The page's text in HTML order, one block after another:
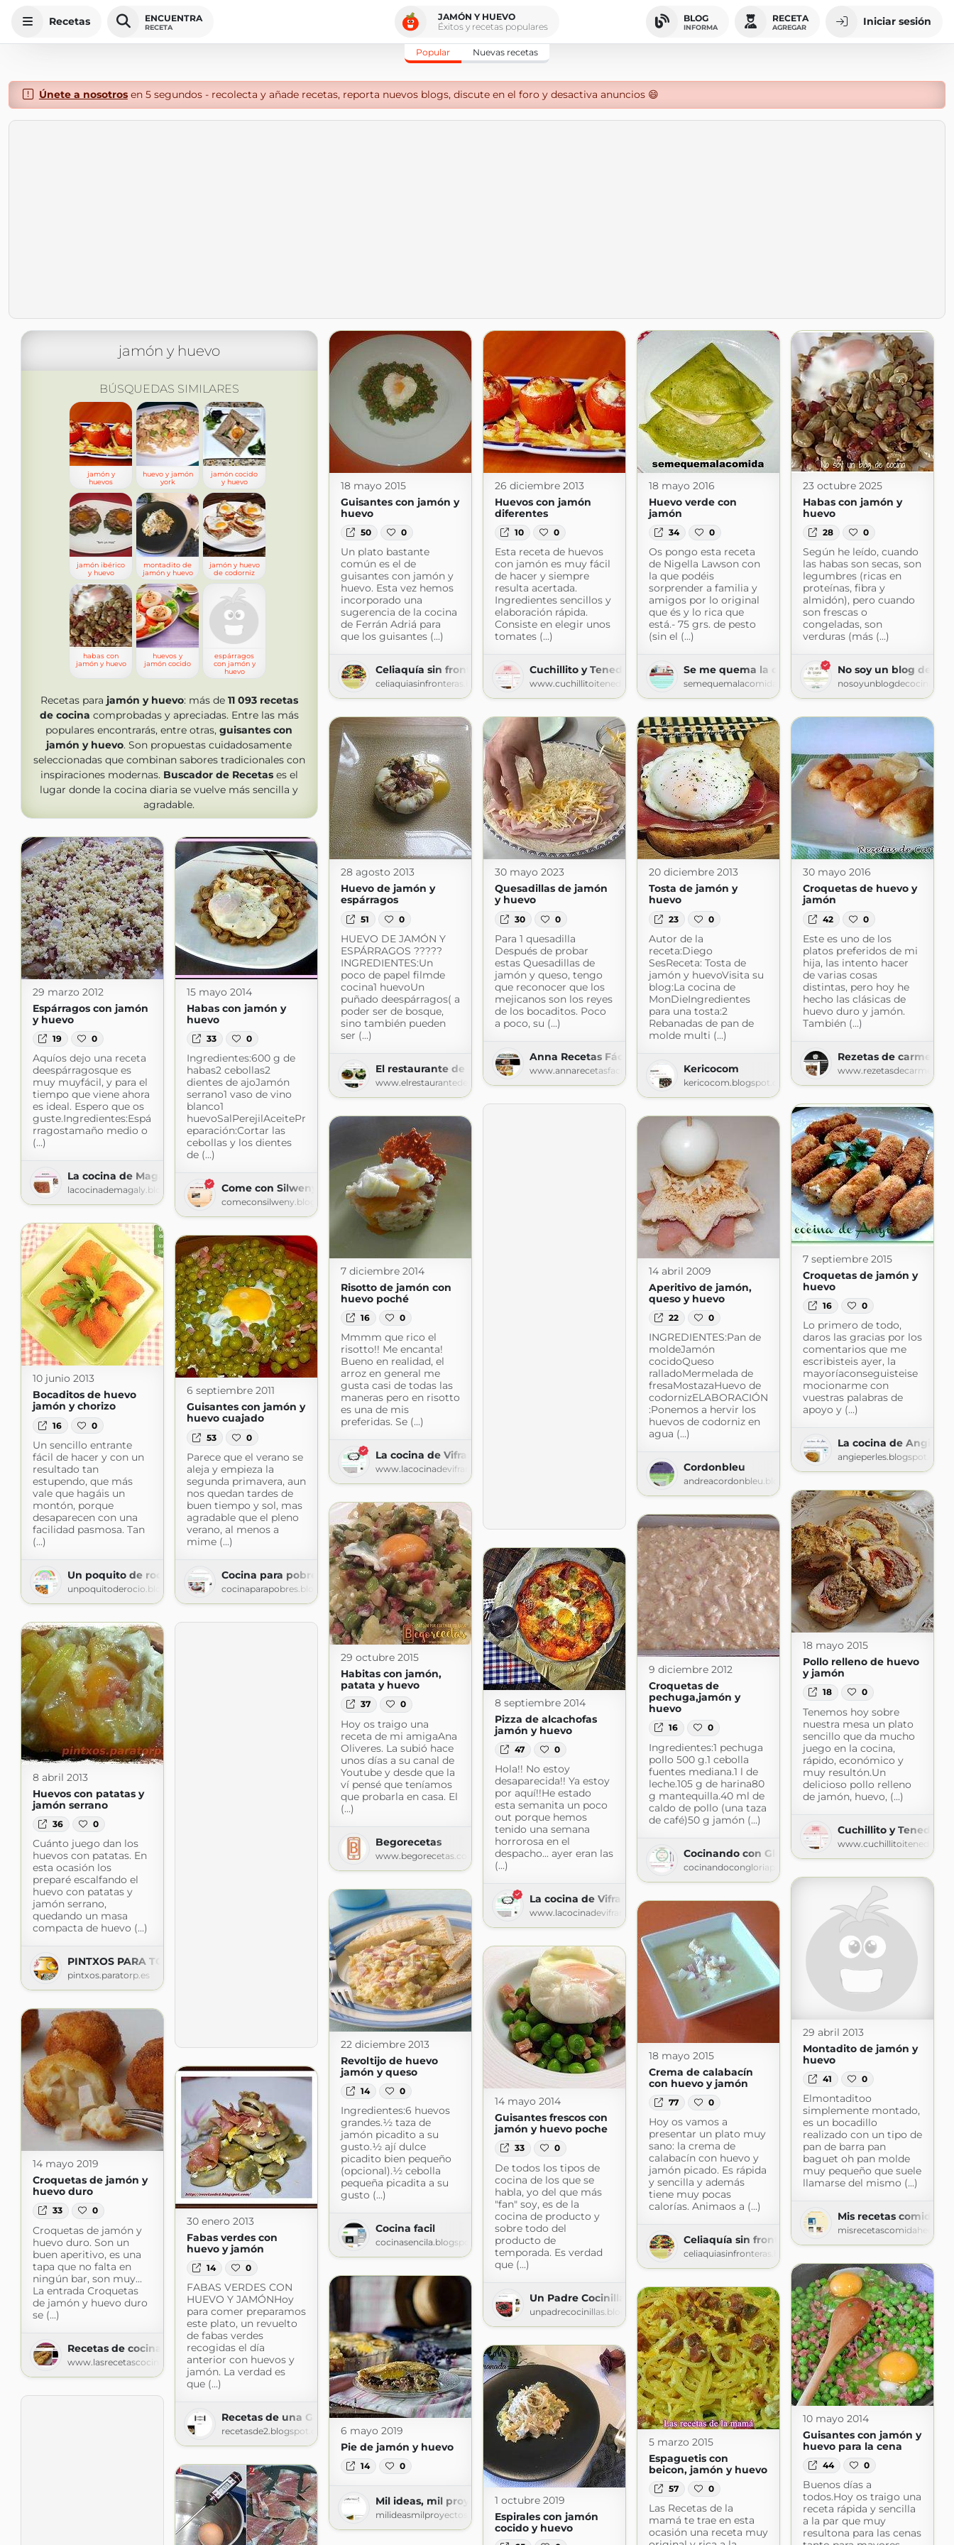
Recetas ENCUENTRA
RECETA
JAMÓN Y HUEVO
Éxitos y recetas populares
BLOG
INFORMA
RECETA
AGREGAR Iniciar sesión
Popular Nuevas recetas
Únete a nosotrosen 5 segundos - recolecta y añade recetas, reporta nuevos blogs, discute en el foro y desactiva anuncios 😄
jamón y huevo
BÚSQUEDAS SIMILARES
jamón y
huevos
huevo y jamón
york
jamón cocido
y huevo
jamón ibérico
y huevo
montadito de
jamón y huevo
jamón y huevo
de codorniz
habas con
jamón y huevo
huevos y
jamón cocido
espárragos
con jamón y
huevo
Recetas para jamón y huevo: más de 11 093 recetas
de cocina comprobadas y apreciadas. Entre las más
populares encontrarás, entre otras, guisantes con
jamón y huevo. Son propuestas cuidadosamente
seleccionadas que combinan sabores tradicionales con
inspiraciones modernas. Buscador de Recetases el
lugar donde la cocina diaria se vuelve más sencilla y
agradable.
18 mayo 2015
Guisantes con jamón y
huevo
50 0
Un plato bastante
común es el de
guisantes con jamón y
huevo. Esta vez hemos
incorporado una
sugerencia de la cocina
de Ferrán Adriá para
que los guisantes (...)
Celiaquía sin fronteras
celiaquiasinfronteras.blogspot.com
26 diciembre 2013
Huevos con jamón
diferentes
10 0
Esta receta de huevos
con jamón es muy fácil
de hacer y siempre
resulta acertada.
Ingredientes sencillos y
elaboración rápida.
Consiste en elegir unos
tomates (...)
Cuchillito y Tenedor
www.cuchillitoitenedor.com
18 mayo 2016
Huevo verde con
jamón
34 0
Os pongo esta receta
de Nigella Lawson con
la que podéis
sorprender a familia y
amigos por lo original
que és y lo rica que
está.- 75 grs. de pesto
(sin el (...)
Se me quema la comida
semequemalacomida.blogspot.com
23 octubre 2025
Habas con jamón y
huevo
28 0
Según he leído, cuando
las habas son secas, son
legumbres (ricas en
proteínas, fibra y
almidón), pero cuando
son frescas o
congeladas, son
verduras (más (...)
No soy un blog de
28 agosto 2013
Huevo de jamón y
espárragos
51 0
HUEVO DE JAMÓN Y
ESPÁRRAGOS ?????
INGREDIENTES:Un
poco de papel filmde
cocina1 huevoUn
puñado deespárragos( a
poder ser de bosque,
sino también pueden
ser (...)
El restaurante de casa
www.elrestaurantedecasa.com
30 mayo 2023
Quesadillas de jamón
y huevo
30 0
Para 1 quesadilla
Después de probar
estas Quesadillas de
jamón y queso, tengo
que reconocer que los
mejicanos son los reyes
de los bocaditos. Poco
a poco, su (...)
Anna Recetas Fáciles
www.annarecetasfaciles.com
20 diciembre 2013
Tosta de jamón y
huevo
23 0
Autor de la
receta:Diego
SesReceta: Tosta de
jamón y huevoVisita su
blog:La cocina de
MonDieIngredientes
para una tosta:2
Rebanadas de pan de
molde multi (...)
Kericocom
kericocom.blogspot.com
30 mayo 2016
Croquetas de huevo y
jamón
42 0
Este es uno de los
platos preferidos de mi
hija, las intento hacer
de varias cosas
distintas, pero hoy he
hecho las clásicas de
huevo duro y jamón.
También (...)
Rezetas de carmen
29 marzo 2012
Espárragos con jamón
y huevo
19 0
Aquíos dejo una receta
deespárragosque es
muy muyfácil, y para el
tiempo que viene ahora
es ideal. Espero que os
guste.Ingredientes:Espá
rragostamaño medio o
(...)
La cocina de Magaly
lacocinademagaly.blogspot.com
15 mayo 2014
Habas con jamón y
huevo
33 0
Ingredientes:600 g de
habas2 cebollas2
dientes de ajoJamón
serrano1 vaso de vino
blanco1
huevoSalPerejilAceitePr
eparación:Cortar las
cebollas y los dientes
de (...)
Come con Silweny
comeconsilweny.blogspot.com
7 septiembre 2015
Croquetas de jamón y
huevo
16 0
Lo primero de todo,
daros las gracias por los
comentarios que me
escribisteis ayer, la
mayoríaconseguisteise
mocionarme con
vuestras palabras de
apoyo y (...)
La cocina de Angie
angieperles.blogspot.com
7 diciembre 2014
Risotto de jamón con
huevo poché
16 0
Mmmm que rico el
risotto!! Me encanta!
Bueno en realidad, el
arroz en general me
gusta casi de todas las
maneras pero en risotto
es una de mis
preferidas. Se (...)
La cocina de Vifran
www.lacocinadevifran.com
14 abril 2009
Aperitivo de jamón,
queso y huevo
22 0
INGREDIENTES:Pan de
moldeJamón
cocidoQueso
ralladoMermelada de
fresaMostazaHuevo de
codornizELABORACIÓN
:Ponemos a hervir los
huevos de codorniz en
agua (...)
Cordonbleu
andreacordonbleu.blogspot.com
10 junio 2013
Bocaditos de huevo
jamón y chorizo
16 0
Un sencillo entrante
fácil de hacer y con un
resultado tan
estupendo, que más
vale que hagáis un
montón, porque
desaparecen con una
facilidad pasmosa. Tan
(...)
Un poquito de rocio
unpoquitoderocio.blogspot.com
6 septiembre 2011
Guisantes con jamón y
huevo cuajado
53 0
Parece que el verano se
aleja y empieza la
segunda primavera, aun
nos quedan tardes de
buen tiempo y sol, mas
agradable que el pleno
verano, al menos a
mime (...)
Cocina para pobres
cocinaparapobres.blogspot.com
18 mayo 2015
Pollo relleno de huevo
y jamón
18 0
Tenemos hoy sobre
nuestra mesa un plato
sencillo que da mucho
juego en la cocina,
rápido, económico y
muy resultón.Un
delicioso pollo relleno
de jamón, huevo, (...)
Cuchillito y Tenedor
29 octubre 2015
Habitas con jamón,
patata y huevo
37 0
Hoy os traigo una
receta de mi amigaAna
Oliveres. La subió hace
unos días a su canal de
Youtube y desde que la
ví pensé que teníamos
que probarla en casa. El
(...)
Begorecetas
www.begorecetas.com
9 diciembre 2012
Croquetas de
pechuga,jamón y
huevo
16 0
Ingredientes:1 pechuga
pollo 500 g.1 cebolla
fuentes mediana.1 l de
leche.105 g de harina80
g mantequilla.40 ml de
caldo de pollo (una taza
de café)50 g jamón (...)
Cocinando con Gloria Paz
cocinandocongloriapaz.blogspot.com
8 septiembre 2014
Pizza de alcachofas
jamón y huevo
47 0
Hola!! No estoy
desaparecida!! Ya estoy
por aquí!!He estado
esta semanita un poco
out porque hemos
tenido una semana
horrorosa en el
despacho... ayer eran las
(...)
La cocina de Vifran
www.lacocinadevifran.com
8 abril 2013
Huevos con patatas y
jamón serrano
36 0
Cuánto juego dan los
huevos con patatas. En
esta ocasión los
preparé escalfando el
huevo con patatas y
jamón serrano,
quedando un masa
compacta de huevo (...)
PINTXOS PARA TORPES. Pintxos,tapas,aperitivos,entrantes,pinchos,canapes faciles.
pintxos.paratorp.es
29 abril 2013
Montadito de jamón y
huevo
41 0
Elmontaditoo
simplemente montado,
es un bocadillo
realizado con un tipo de
pan de barra pan
baguet oh pan molde
muy pequeño que suele
llamarse del mismo (...)
Mis recetas comida
22 diciembre 2013
Revoltijo de huevo
jamón y queso
14 0
Ingredientes:6 huevos
grandes.½ taza de
jamón picadito a su
gusto.½ ají dulce
picadito bien pequeño
(opcional).½ cebolla
pequeña picadita a su
gusto (...)
Cocina facil
cocinasencila.blogspot.com
18 mayo 2015
Crema de calabacín
con huevo y jamón
77 0
Hoy os vamos a
presentar un plato muy
sano: la crema de
calabacín con huevo y
jamón picado. Es rápida
y sencilla y además
tiene muy pocas
calorías. Animaos a (...)
Celiaquía sin fronteras
celiaquiasinfronteras.blogspot.com
14 mayo 2014
Guisantes frescos con
jamón y huevo poche
33 0
De todos los tipos de
cocina de los que se
habla, yo del que más
"fan" soy, es de la
cocina de producto y
sobre todo del
producto de
temporada. Es verdad
que (...)
Un Padre Cocinillas
unpadrecocinillas.blogspot.com
14 mayo 2019
Croquetas de jamón y
huevo duro
33 0
Croquetas de jamón y
huevo duro. Son un
buen aperitivo, es una
tapa que no falta en
ningún bar, son muy...
La entrada Croquetas
de jamón y huevo duro
se (...)
Recetas de cocina
www.lasrecetascocina.com
30 enero 2013
Fabas verdes con
huevo y jamón
14 0
FABAS VERDES CON
HUEVO Y JAMÓNHoy
para comer preparamos
este plato, un revuelto
de fabas verdes
recogidas el día
anterior con huevos y
jamón. La verdad es
que (...)
Recetas de una Gatita Enamorada
recetasde2.blogspot.com
10 mayo 2014
Guisantes con jamón y
huevo para la cena
44 0
Buenos días a
todos.Hoy os traigo una
receta rápida y sencilla
a la par que muy
resultona para las cenas
6 mayo 2019
Pie de jamón y huevo
14 0
Mil ideas, mil proyectos
milideasmilproyectos.blogspot.com
5 marzo 2015
Espaguetis con
beicon, jamón y huevo
57 0
Las Recetas de la
mamá te trae en esta
ocasión una receta muy
1 octubre 2019
Espirales con jamón
cocido y huevo